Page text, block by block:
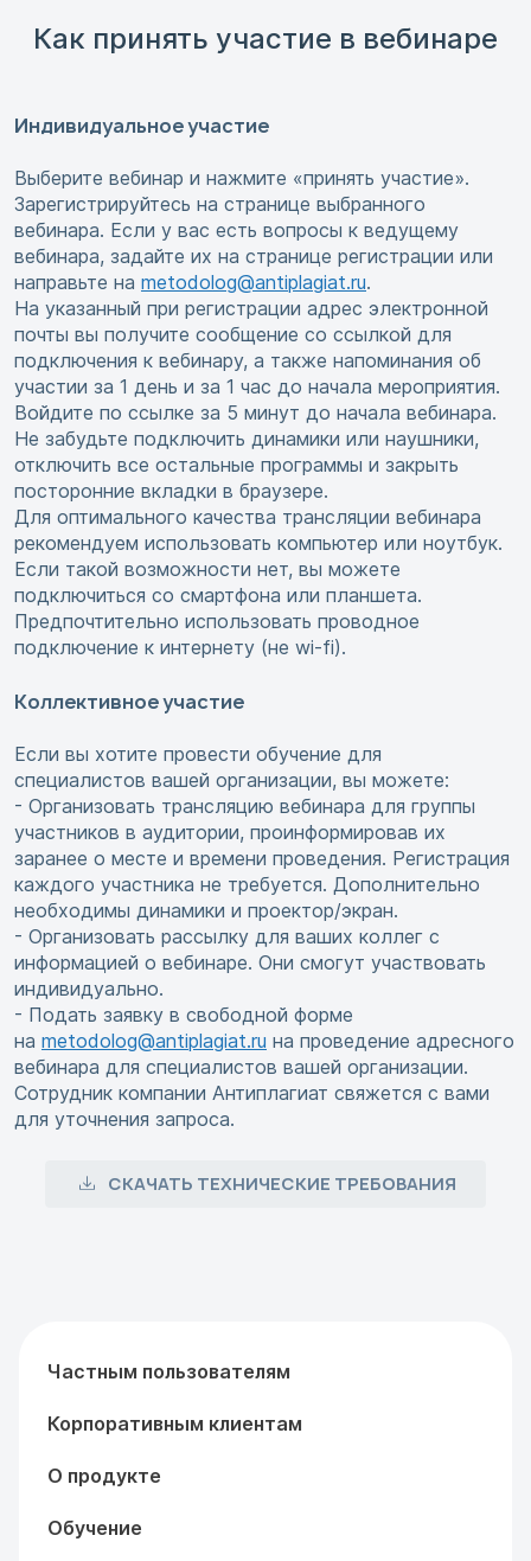
Как принять участие в вебинаре
Индивидуальное участие
Выберите вебинар и нажмите «принять участие».
Зарегистрируйтесь на странице выбранного
вебинара. Если у вас есть вопросы к ведущему
вебинара, задайте их на странице регистрации или
направьте на metodolog@antiplagiat.ru.
На указанный при регистрации адрес электронной
почты вы получите сообщение со ссылкой для
подключения к вебинару, а также напоминания об
участии за 1 день и за 1 час до начала мероприятия.
Войдите по ссылке за 5 минут до начала вебинара.
Не забудьте подключить динамики или наушники,
отключить все остальные программы и закрыть
посторонние вкладки в браузере.
Для оптимального качества трансляции вебинара
рекомендуем использовать компьютер или ноутбук.
Если такой возможности нет, вы можете
подключиться со смартфона или планшета.
Предпочтительно использовать проводное
подключение к интернету (не wi-fi).
Коллективное участие
Если вы хотите провести обучение для
специалистов вашей организации, вы можете:
- Организовать трансляцию вебинара для группы
участников в аудитории, проинформировав их
заранее о месте и времени проведения. Регистрация
каждого участника не требуется. Дополнительно
необходимы динамики и проектор/экран.
- Организовать рассылку для ваших коллег с
информацией о вебинаре. Они смогут участвовать
индивидуально.
- Подать заявку в свободной форме
на metodolog@antiplagiat.ru на проведение адресного
вебинара для специалистов вашей организации.
Сотрудник компании Антиплагиат свяжется с вами
для уточнения запроса.
СКАЧАТЬ ТЕХНИЧЕСКИЕ ТРЕБОВАНИЯ
Частным пользователям
Корпоративным клиентам
О продукте
Обучение